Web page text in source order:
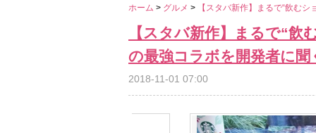
ホーム > グルメ > 【スタバ新作】まるで“飲む
【スタバ新作】まるで“
の最強コラボを開発者に聞
2018-11-01 07:00